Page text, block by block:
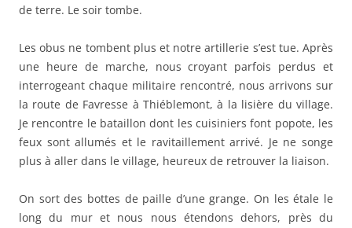
de terre. Le soir tombe.
Les obus ne tombent plus et notre artillerie s’est tue. Après
une heure de marche, nous croyant parfois perdus et
interrogeant chaque militaire rencontré, nous arrivons sur
la route de Favresse à Thiéblemont, à la lisière du village.
Je rencontre le bataillon dont les cuisiniers font popote, les
feux sont allumés et le ravitaillement arrivé. Je ne songe
plus à aller dans le village, heureux de retrouver la liaison.
On sort des bottes de paille d’une grange. On les étale le
long du mur et nous nous étendons dehors, près du